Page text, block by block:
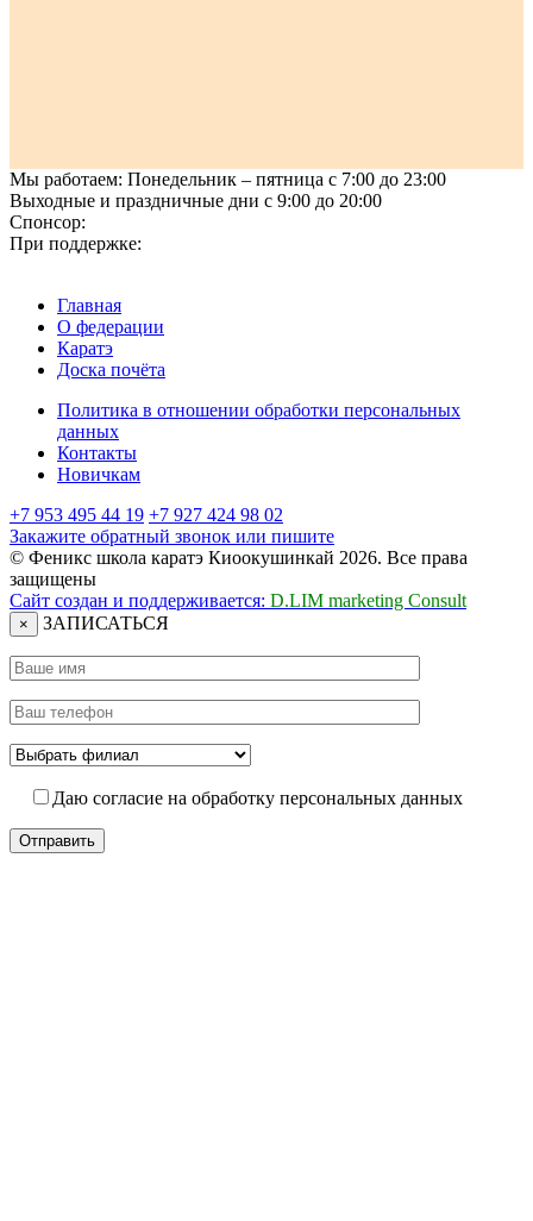
Мы работаем: Понедельник – пятница с 7:00 до 23:00
Выходные и праздничные дни с 9:00 до 20:00
Спонсор:
При поддержке:
Главная
О федерации
Каратэ
Доска почёта
Политика в отношении обработки персональных
данных
Контакты
Новичкам
+7 953 495 44 19 +7 927 424 98 02
Закажите обратный звонок или пишите
© Феникс школа каратэ Киоокушинкай 2026. Все права
защищены
Сайт создан и поддерживается: D.LIM marketing Consult
× ЗАПИСАТЬСЯ
Даю согласие на обработку персональных данных
Отправить